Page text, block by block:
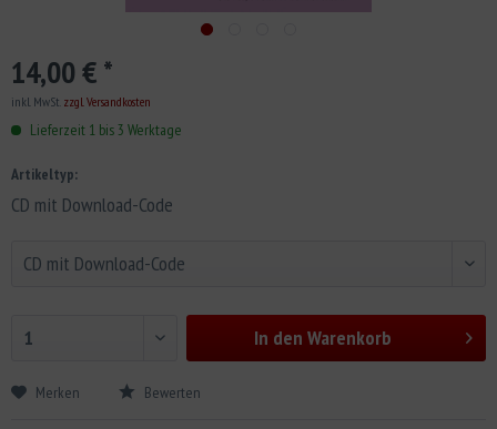
14,00 € *
inkl. MwSt. zzgl. Versandkosten
Lieferzeit 1 bis 3 Werktage
Artikeltyp:
CD mit Download-Code
In den Warenkorb
Merken Bewerten